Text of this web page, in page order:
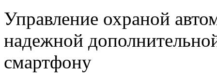
Управление охраной
надежной
смартфону